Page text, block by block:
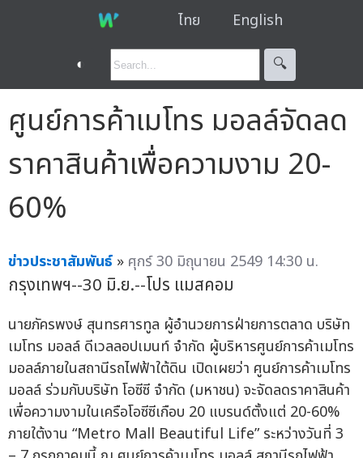
ไทย English
◐ 🔍︎
ศูนย์การค้าเมโทร มอลล์จัดลด
ราคาสินค้าเพื่อความงาม 20-
60%
ข่าวประชาสัมพันธ์ » ศุกร์ 30 มิถุนายน 2549 14:30 น.
กรุงเทพฯ--30 มิ.ย.--โปร แมสคอม
นายภัครพงษ์ สุนทรศารทูล ผู้อำนวยการฝ่ายการตลาด บริษัท
เมโทร มอลล์ ดีเวลลอปเมนท์ จำกัด ผู้บริหารศูนย์การค้าเมโทร
มอลล์ภายในสถานีรถไฟฟ้าใต้ดิน เปิดเผยว่า ศูนย์การค้าเมโทร
มอลล์ ร่วมกับบริษัท โอซีซี จำกัด (มหาชน) จะจัดลดราคาสินค้า
เพื่อความงามในเครือโอซีซีเกือบ 20 แบรนด์ตั้งแต่ 20-60%
ภายใต้งาน “Metro Mall Beautiful Life” ระหว่างวันที่ 3